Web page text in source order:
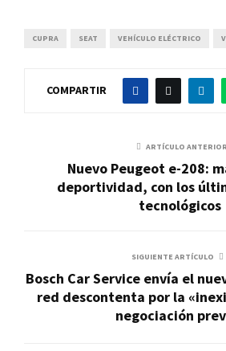
CUPRA SEAT VEHÍCULO ELÉCTRICO
COMPARTIR
ARTÍCULO ANTERIOR
Nuevo Peugeot e-208:
deportividad, con los
tecnológicos
SIGUIENTE ARTÍCULO
Bosch Car Service envía el
red descontenta por la
negociación